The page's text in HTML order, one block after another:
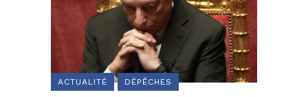
ACTUALITÉ DÉPÊCHES